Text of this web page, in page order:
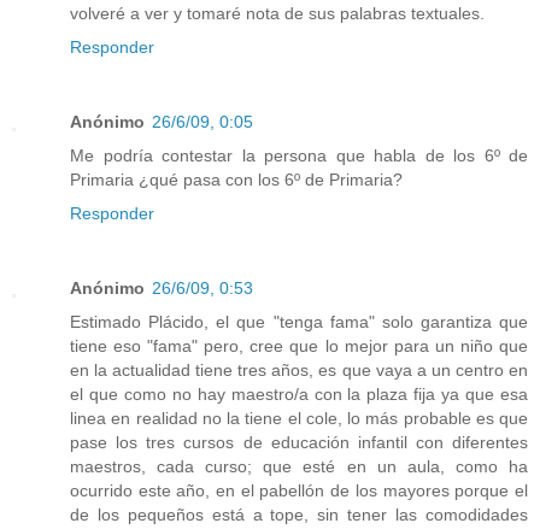
volveré a ver y tomaré nota de sus palabras textuales.
Responder
Anónimo 26/6/09, 0:05
Me podría contestar la persona que habla de los 6º de
Primaria ¿qué pasa con los 6º de Primaria?
Responder
Anónimo 26/6/09, 0:53
Estimado Plácido, el que "tenga fama" solo garantiza que
tiene eso "fama" pero, cree que lo mejor para un niño que
en la actualidad tiene tres años, es que vaya a un centro en
el que como no hay maestro/a con la plaza fija ya que esa
linea en realidad no la tiene el cole, lo más probable es que
pase los tres cursos de educación infantil con diferentes
maestros, cada curso; que esté en un aula, como ha
ocurrido este año, en el pabellón de los mayores porque el
de los pequeños está a tope, sin tener las comodidades